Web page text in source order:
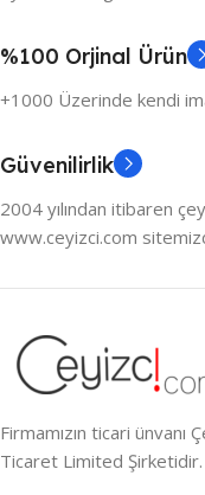
%100 Orjinal Ürün
+1000 Üzerinde kendi
Güvenilirlik
2004 yılından itibaren
www.ceyizci.com
Firmamızın ticari
Ticaret Limited Şirketidir.